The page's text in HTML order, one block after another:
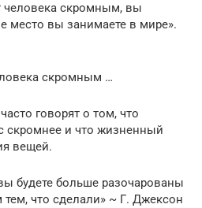
человека скромным, вы
место вы занимаете в мире».
скромным …
говорят о том, что
скромнее и что жизненный
вещей.
будете больше разочарованы
тем, что сделали» ~ Г. Джексон